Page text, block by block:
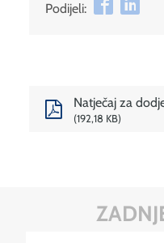
Podijeli:
Natječaj za
192,18 KB